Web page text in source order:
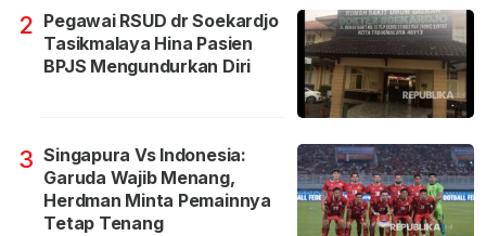
2 Pegawai RSUD dr Soekardjo
Tasikmalaya Hina Pasien
BPJS Mengundurkan Diri
3 Singapura Vs Indonesia:
Garuda Wajib Menang,
Herdman Minta Pemainnya
Tetap Tenang